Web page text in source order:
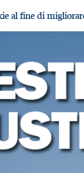
al fine di